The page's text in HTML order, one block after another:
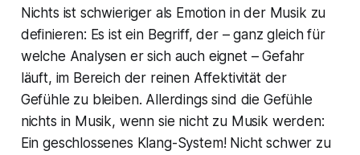
Nichts ist schwieriger als Emotion in der Musik zu
definieren: Es ist ein Begriff, der – ganz gleich für
welche Analysen er sich auch eignet – Gefahr
läuft, im Bereich der reinen Affektivität der
Gefühle zu bleiben. Allerdings sind die Gefühle
nichts in Musik, wenn sie nicht zu Musik werden:
Ein geschlossenes Klang-System! Nicht schwer zu